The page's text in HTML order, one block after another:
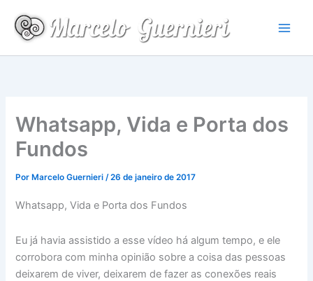
para
conteúdo
Whatsapp, Vida e Porta dos
Fundos
Por Marcelo Guernieri/26 de janeiro de 2017
Whatsapp, Vida e Porta dos Fundos
Eu já havia assistido a esse vídeo há algum tempo, e ele
corrobora com minha opinião sobre a coisa das pessoas
deixarem de viver, deixarem de fazer as conexões reais